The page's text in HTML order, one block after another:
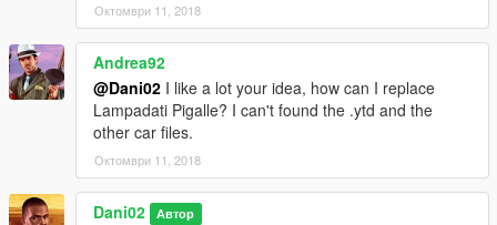
Октомври 11, 2018
Andrea92
@Dani02 I like a lot your idea, how can I replace
Lampadati Pigalle? I can't found the .ytd and the
other car files.
Октомври 11, 2018
Dani02 Автор